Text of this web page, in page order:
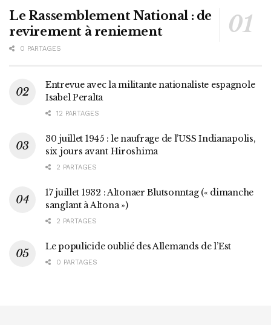
Le Rassemblement National : de
revirement à reniement
0 PARTAGES
Entrevue avec la militante nationaliste espagnole
Isabel Peralta
12 PARTAGES
30 juillet 1945 : le naufrage de l’USS Indianapolis,
six jours avant Hiroshima
2 PARTAGES
17 juillet 1932 : Altonaer Blutsonntag (« dimanche
sanglant à Altona »)
2 PARTAGES
Le populicide oublié des Allemands de l’Est
0 PARTAGES